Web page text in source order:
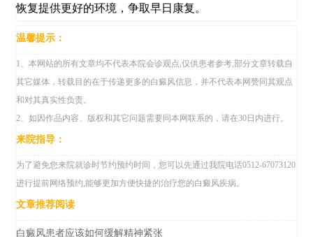
恢复提供更好的环境，争取早日康复。
温馨提示：
1、本网站的所有文章均不代表本院会诊观点,仅供患者参考,部分文章转载自
其它媒体，转载目的在于传递更多的白癜风信息，并不代表本网赞同其观点
和对其真实性负责。
2、如因作品内容、版权和其它问题需要同本网联系的，请在30日内进行。
来院指导：
为了避免您来院就诊时节约预约时间，您可以先通过我院电话0512-67073120
进行提前网络预约,能够更加方便快捷的治疗您的白癜风疾病。
文章推荐阅读
白癜风患者应该如何缓解精神紧张